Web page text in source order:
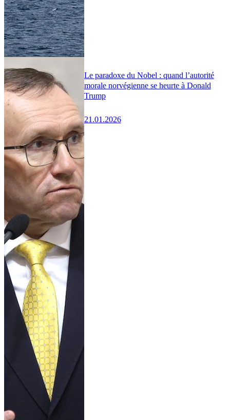
Le paradoxe du Nobel : quand l’autorité
morale norvégienne se heurte à Donald
Trump
21.01.2026